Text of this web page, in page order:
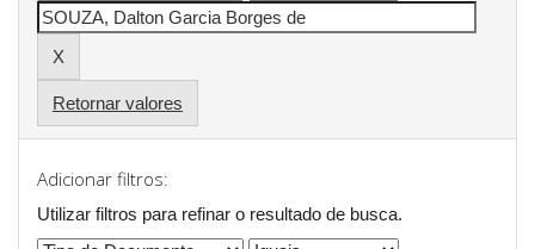
Retornar valores
Adicionar filtros:
Utilizar filtros para refinar o resultado de busca.